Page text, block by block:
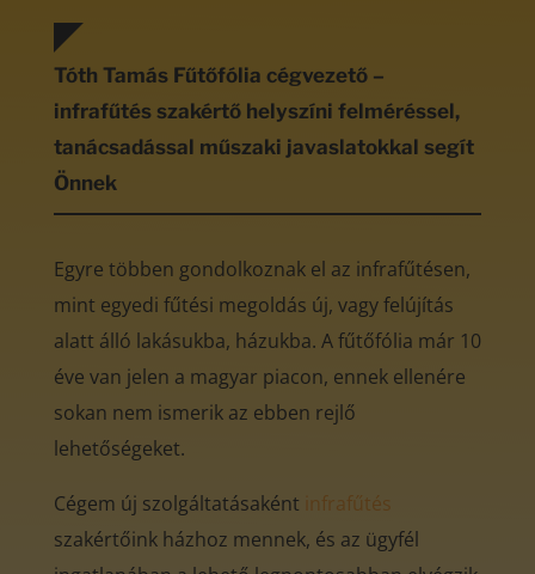
Tóth Tamás Fűtőfólia cégvezető –
infrafűtés szakértő helyszíni felméréssel,
tanácsadással műszaki javaslatokkal segít
Önnek
Egyre többen gondolkoznak el az infrafűtésen,
mint egyedi fűtési megoldás új, vagy felújítás
alatt álló lakásukba, házukba. A fűtőfólia már 10
éve van jelen a magyar piacon, ennek ellenére
sokan nem ismerik az ebben rejlő
lehetőségeket.
Cégem új szolgáltatásaként infrafűtés
szakértőink házhoz mennek, és az ügyfél